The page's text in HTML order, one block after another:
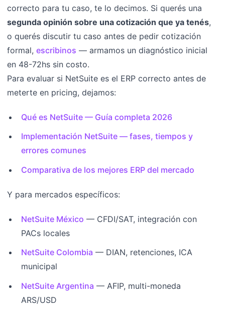
correcto para tu caso, te lo decimos. Si querés una
segunda opinión sobre una cotización que ya tenés,
o querés discutir tu caso antes de pedir cotización
formal, escribinos — armamos un diagnóstico inicial
en 48-72hs sin costo.
Para evaluar si NetSuite es el ERP correcto antes de
meterte en pricing, dejamos:
Qué es NetSuite — Guía completa 2026
Implementación NetSuite — fases, tiempos y
errores comunes
Comparativa de los mejores ERP del mercado
Y para mercados específicos:
NetSuite México — CFDI/SAT, integración con
PACs locales
NetSuite Colombia — DIAN, retenciones, ICA
municipal
NetSuite Argentina — AFIP, multi-moneda
ARS/USD